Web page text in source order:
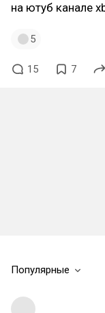
на ютуб канале
5
15 7
Популярные